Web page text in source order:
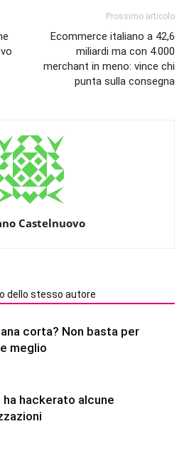
Prossimo articolo
Ecommerce italiano a 42,6
miliardi ma con 4.000
merchant in meno: vince chi
punta sulla consegna
Castelnuovo
dello stesso autore
corta? Non basta per
meglio
ha hackerato alcune